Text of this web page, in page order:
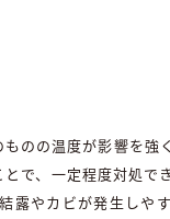
のの温度が影響を強
で、一定程度対処で
露やカビが発生しや